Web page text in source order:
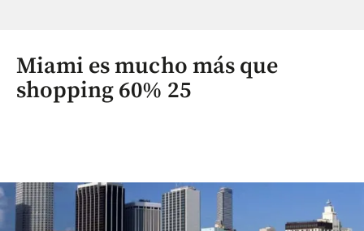
Miami es mucho más que
shopping 60% 25